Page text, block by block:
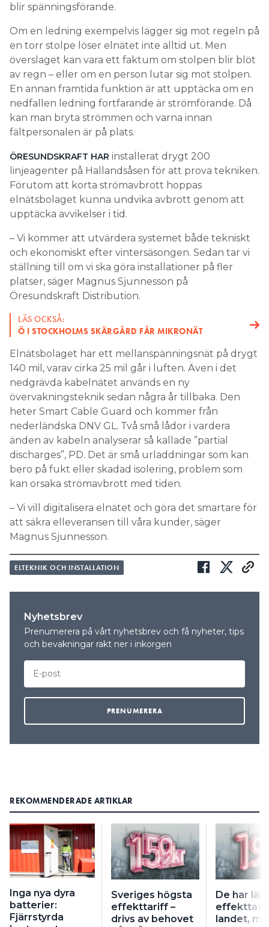
blir spänningsförande.
Om en ledning exempelvis lägger sig mot regeln på
en torr stolpe löser elnätet inte alltid ut. Men
överslaget kan vara ett faktum om stolpen blir blöt
av regn – eller om en person lutar sig mot stolpen.
En annan framtida funktion är att upptäcka om en
nedfallen ledning fortfarande är strömförande. Då
kan man bryta strömmen och varna innan
fältpersonalen är på plats.
ÖRESUNDSKRAFT HAR installerat drygt 200
linjeagenter på Hallandsåsen för att prova tekniken.
Förutom att korta strömavbrott hoppas
elnätsbolaget kunna undvika avbrott genom att
upptäcka avvikelser i tid.
– Vi kommer att utvärdera systemet både tekniskt
och ekonomiskt efter vintersäsongen. Sedan tar vi
ställning till om vi ska göra installationer på fler
platser, säger Magnus Sjunnesson på
Öresundskraft Distribution.
LÄS OCKSÅ:
Ö I STOCKHOLMS SKÄRGÅRD FÅR MIKRONÄT
Elnätsbolaget har ett mellanspänningsnät på drygt
140 mil, varav cirka 25 mil går i luften. Även i det
nedgrävda kabelnätet används en ny
övervakningsteknik sedan några år tillbaka. Den
heter Smart Cable Guard och kommer från
nederländska DNV GL. Två små lådor i vardera
änden av kabeln analyserar så kallade ”partial
discharges”, PD. Det är små urladdningar som kan
bero på fukt eller skadad isolering, problem som
kan orsaka strömavbrott med tiden.
– Vi vill digitalisera elnätet och göra det smartare för
att säkra elleveransen till våra kunder, säger
Magnus Sjunnesson.
ELTEKNIK OCH INSTALLATION
Nyhetsbrev
Prenumerera på vårt nyhetsbrev och få nyheter, tips
och bevakningar rakt ner i inkorgen
REKOMMENDERADE ARTIKLAR
Inga nya dyra
batterier:
Fjärrstyrda
Sveriges högsta
effekttariff –
drivs av behovet
De har
landet,